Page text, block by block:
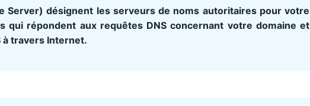
Server) désignent les serveurs de noms autoritaires pour votre
qui répondent aux requêtes DNS concernant votre domaine et
travers Internet.